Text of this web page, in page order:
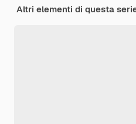
Altri elementi di questa